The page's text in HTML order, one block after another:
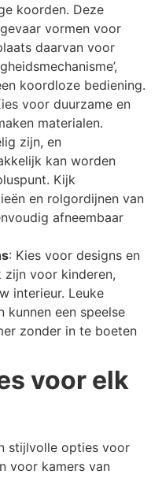
koorden. Deze
vormen voor
daarvan voor
koordloze bediening.
voor duurzame en
materialen.
zijn, en
kan worden
Kijk
en rolgordijnen van
afneembaar
: Kies voor designs en
zijn voor kinderen,
interieur. Leuke
kunnen een speelse
zonder in te boeten
voor elk
stijlvolle opties voor
voor kamers van